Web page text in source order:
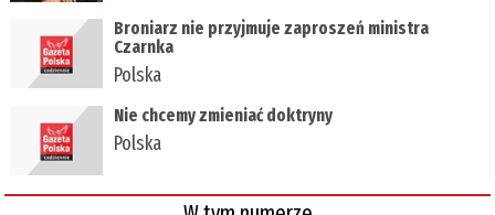
Broniarz nie przyjmuje zaproszeń ministra
Czarnka
Polska
Nie chcemy zmieniać doktryny
Polska